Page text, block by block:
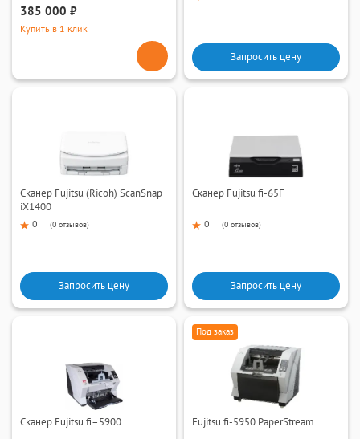
385 000 ₽
Купить в 1 клик
Запросить цену
Сканер Fujitsu (Ricoh) ScanSnap
iX1400
0 (0 отзывов)
Запросить цену
Сканер Fujitsu fi-65F
0 (0 отзывов)
Запросить цену
Сканер Fujitsu fi–5900
Под заказ
Fujitsu fi-5950 PaperStream